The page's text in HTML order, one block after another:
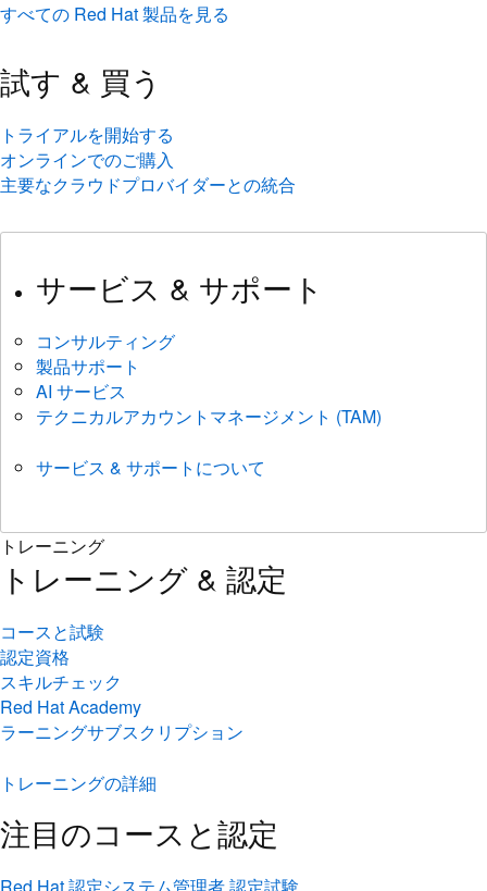
すべての Red Hat 製品を見る
試す & 買う
トライアルを開始する
オンラインでのご購入
主要なクラウドプロバイダーとの統合
サービス & サポート
コンサルティング
製品サポート
AI サービス
テクニカルアカウントマネージメント (TAM)
サービス & サポートについて
トレーニング
トレーニング & 認定
コースと試験
認定資格
スキルチェック
Red Hat Academy
ラーニングサブスクリプション
トレーニングの詳細
注目のコースと認定